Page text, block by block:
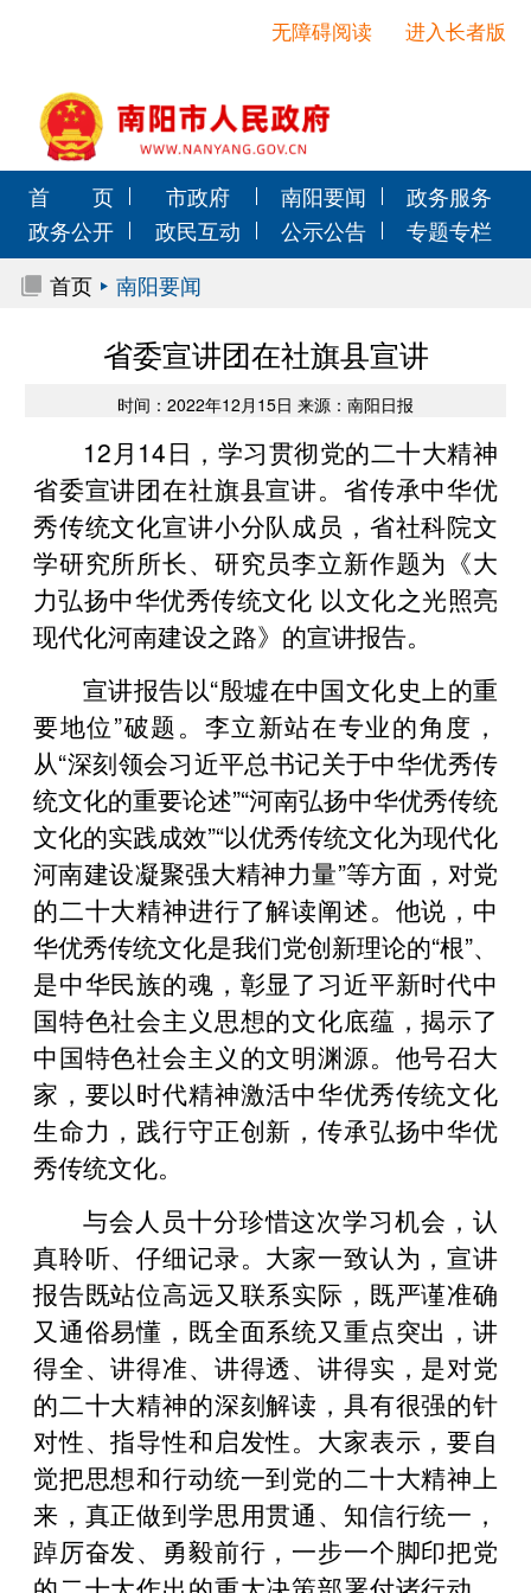
进入长者版
无障碍阅读
首 页 市政府 南阳要闻
政务服务
政务公开
政民互动 公示公告
专题专栏
首页
南阳要闻
省委宣讲团在社旗县宣讲
时间：2022年12月15日 来源：南阳日报
12月14日，学习贯彻党的二十大精神
省委宣讲团在社旗县宣讲。省传承中华优
秀传统文化宣讲小分队成员，省社科院文
学研究所所长、研究员李立新作题为《大
力弘扬中华优秀传统文化 以文化之光照亮
现代化河南建设之路》的宣讲报告。
宣讲报告以“殷墟在中国文化史上的重
要地位”破题。李立新站在专业的角度，
从“深刻领会习近平总书记关于中华优秀传
统文化的重要论述”“河南弘扬中华优秀传统
文化的实践成效”“以优秀传统文化为现代化
河南建设凝聚强大精神力量”等方面，对党
的二十大精神进行了解读阐述。他说，中
华优秀传统文化是我们党创新理论的“根”、
是中华民族的魂，彰显了习近平新时代中
国特色社会主义思想的文化底蕴，揭示了
中国特色社会主义的文明渊源。他号召大
家，要以时代精神激活中华优秀传统文化
生命力，践行守正创新，传承弘扬中华优
秀传统文化。
与会人员十分珍惜这次学习机会，认
真聆听、仔细记录。大家一致认为，宣讲
报告既站位高远又联系实际，既严谨准确
又通俗易懂，既全面系统又重点突出，讲
得全、讲得准、讲得透、讲得实，是对党
的二十大精神的深刻解读，具有很强的针
对性、指导性和启发性。大家表示，要自
觉把思想和行动统一到党的二十大精神上
来，真正做到学思用贯通、知信行统一，
踔厉奋发、勇毅前行，一步一个脚印把党